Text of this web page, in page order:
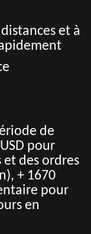
et à
de
pour
et des ordres
+ 1670
pour
en